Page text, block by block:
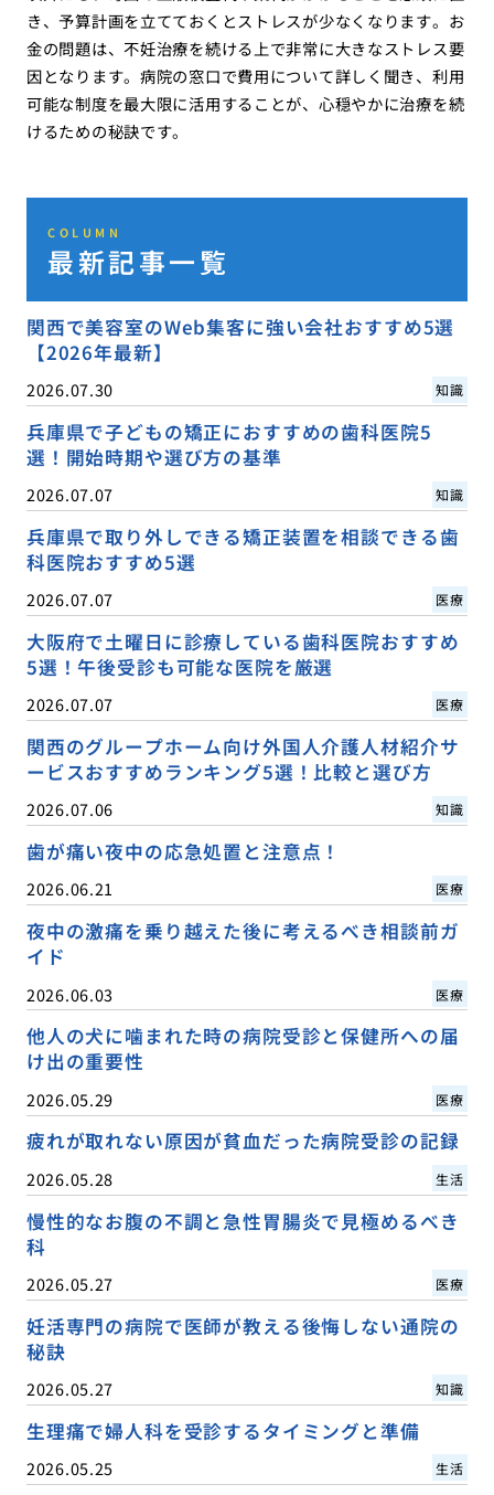
き、予算計画を立てておくとストレスが少なくなります。お
金の問題は、不妊治療を続ける上で非常に大きなストレス要
因となります。病院の窓口で費用について詳しく聞き、利用
可能な制度を最大限に活用することが、心穏やかに治療を続
けるための秘訣です。
COLUMN
最新記事一覧
関西で美容室のWeb集客に強い会社おすすめ5選
【2026年最新】
2026.07.30 知識
兵庫県で子どもの矯正におすすめの歯科医院5
選！開始時期や選び方の基準
2026.07.07 知識
兵庫県で取り外しできる矯正装置を相談できる歯
科医院おすすめ5選
2026.07.07 医療
大阪府で土曜日に診療している歯科医院おすすめ
5選！午後受診も可能な医院を厳選
2026.07.07 医療
関西のグループホーム向け外国人介護人材紹介サ
ービスおすすめランキング5選！比較と選び方
2026.07.06 知識
歯が痛い夜中の応急処置と注意点！
2026.06.21 医療
夜中の激痛を乗り越えた後に考えるべき相談前ガ
イド
2026.06.03 医療
他人の犬に噛まれた時の病院受診と保健所への届
け出の重要性
2026.05.29 医療
疲れが取れない原因が貧血だった病院受診の記録
2026.05.28 生活
慢性的なお腹の不調と急性胃腸炎で見極めるべき
科
2026.05.27 医療
妊活専門の病院で医師が教える後悔しない通院の
秘訣
2026.05.27 知識
生理痛で婦人科を受診するタイミングと準備
2026.05.25 生活